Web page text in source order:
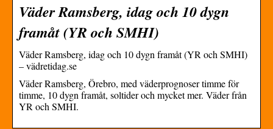
Väder Ramsberg, idag och 10 dygn
framåt (YR och SMHI)
Väder Ramsberg, idag och 10 dygn framåt (YR och SMHI)
– vädretidag.se
Väder Ramsberg, Örebro, med väderprognoser timme för
timme, 10 dygn framåt, soltider och mycket mer. Väder från
YR och SMHI.